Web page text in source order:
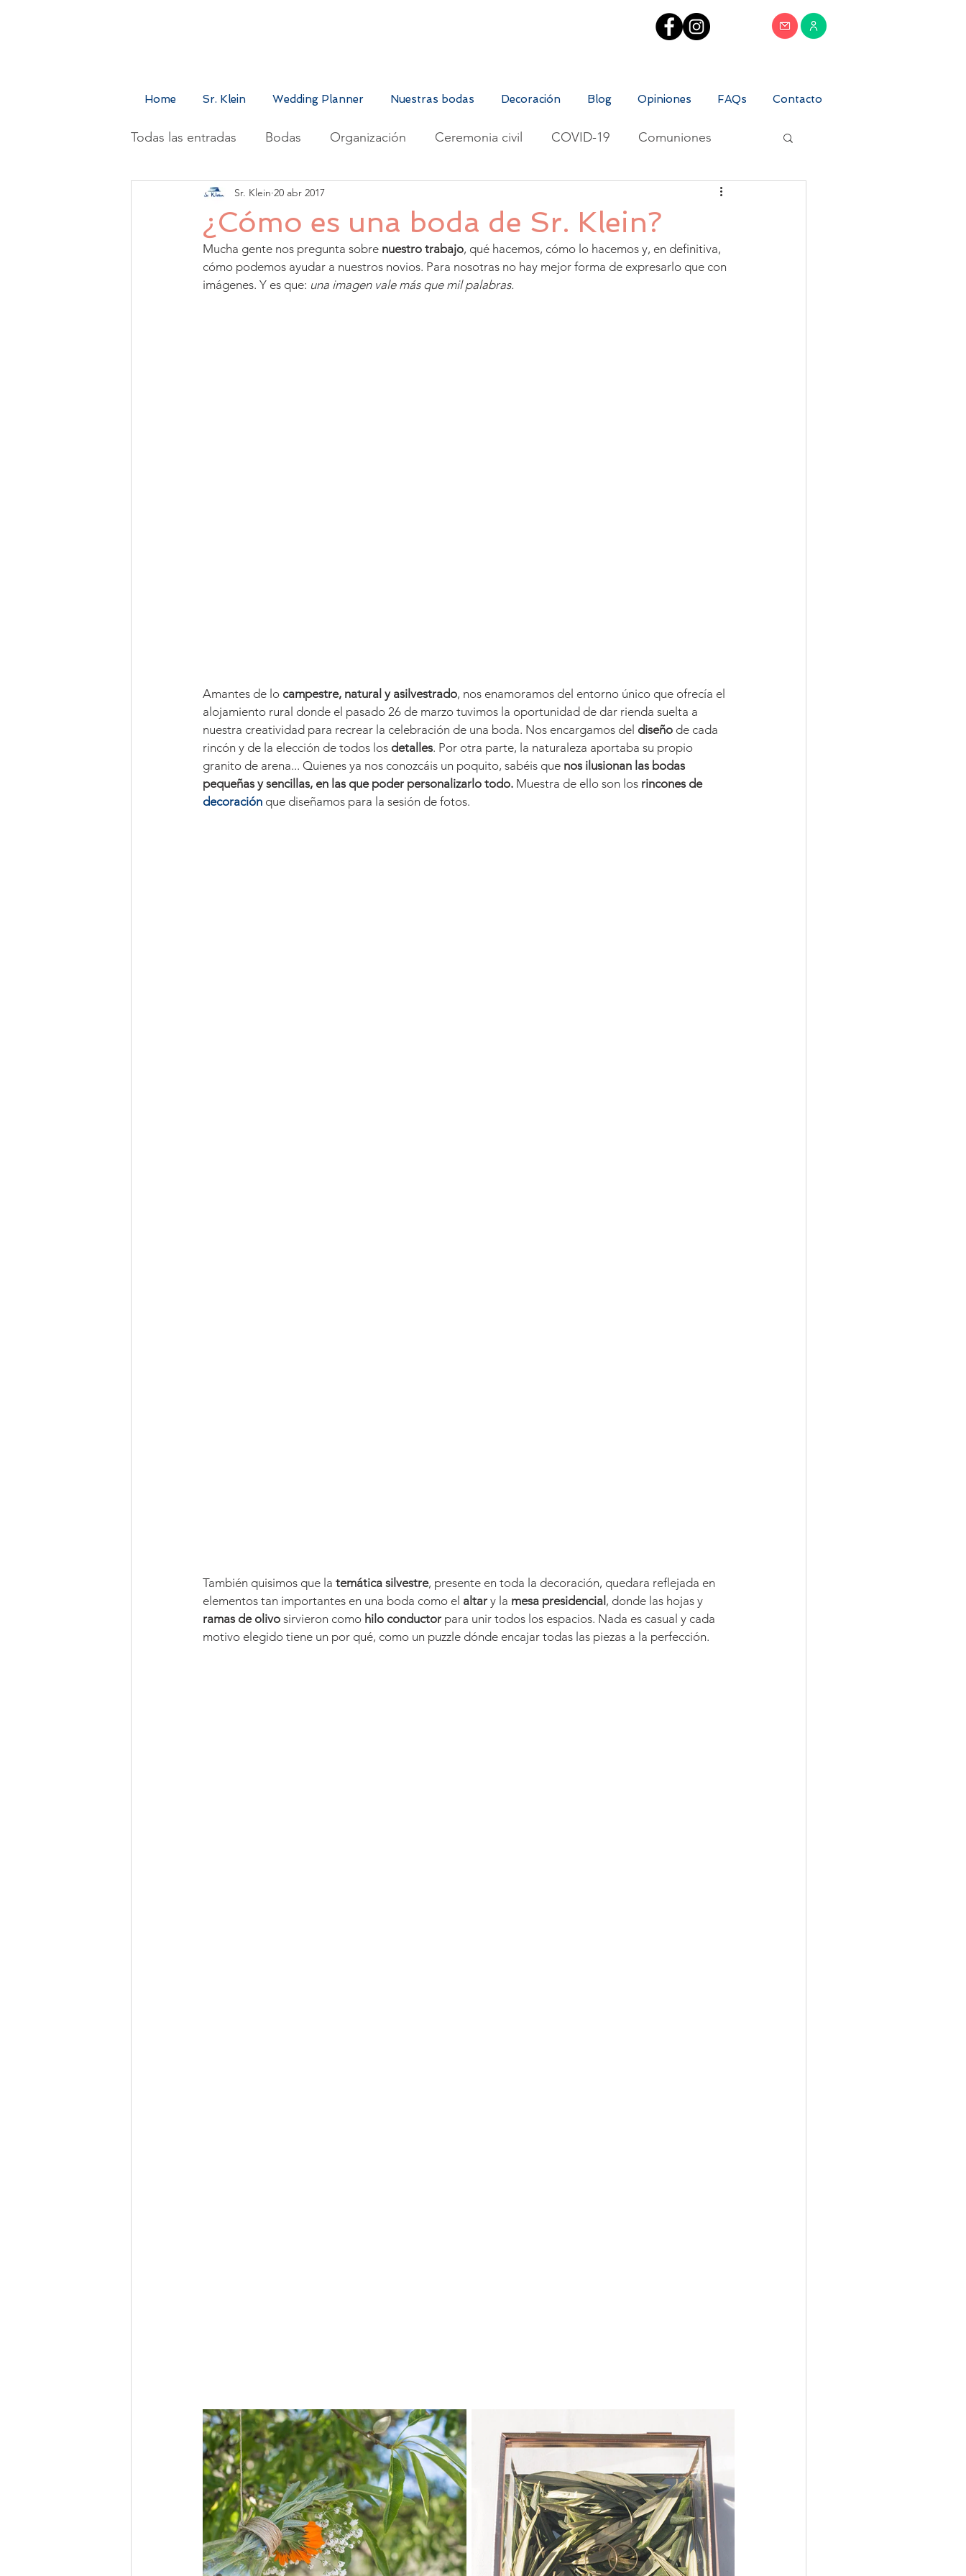
Home Sr. Klein Wedding Planner Nuestras bodas Decoración Blog Opiniones FAQs Contacto
Todas las entradas Bodas Organización Ceremonia civil COVID-19 Comuniones
Sr. Klein Shootings Cumpleaños
¿Cómo es una boda de Sr. Klein?
Sr. Klein 20 abr 2017
Mucha gente nos pregunta sobre nuestro trabajo, qué hacemos, cómo lo hacemos y, en definitiva,
cómo podemos ayudar a nuestros novios. Para nosotras no hay mejor forma de expresarlo que con
imágenes. Y es que: una imagen vale más que mil palabras.
Amantes de lo campestre, natural y asilvestrado, nos enamoramos del entorno único que ofrecía el
alojamiento rural donde el pasado 26 de marzo tuvimos la oportunidad de dar rienda suelta a
nuestra creatividad para recrear la celebración de una boda. Nos encargamos del diseño de cada
rincón y de la elección de todos los detalles. Por otra parte, la naturaleza aportaba su propio
granito de arena... Quienes ya nos conozcáis un poquito, sabéis que nos ilusionan las bodas
pequeñas y sencillas, en las que poder personalizarlo todo. Muestra de ello son los rincones de
decoración que diseñamos para la sesión de fotos.
También quisimos que la temática silvestre, presente en toda la decoración, quedara reflejada en
elementos tan importantes en una boda como el altar y la mesa presidencial, donde las hojas y
ramas de olivo sirvieron como hilo conductor para unir todos los espacios. Nada es casual y cada
motivo elegido tiene un por qué, como un puzzle dónde encajar todas las piezas a la perfección.